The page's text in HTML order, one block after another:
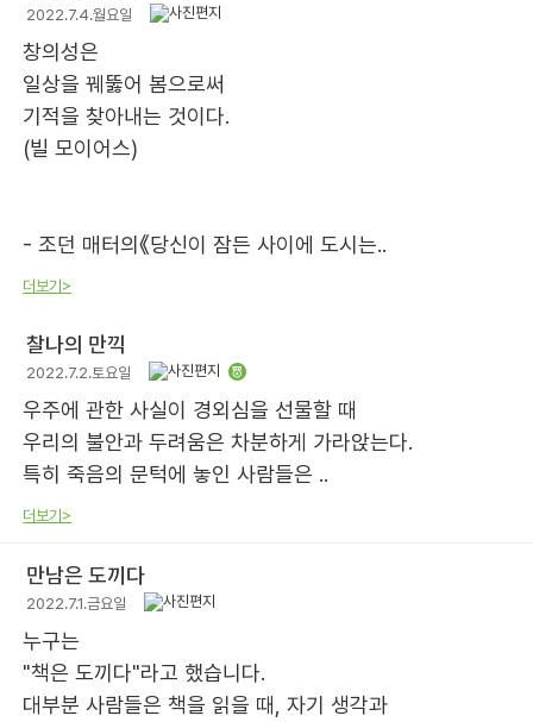
2022.7.4.월요일
창의성은
일상을 꿰뚫어 봄으로써
기적을 찾아내는 것이다.
(빌 모이어스)
- 조던 매터의《당신이 잠든 사이에 도시는..
더보기>
찰나의 만끽
2022.7.2.토요일
우주에 관한 사실이 경외심을 선물할 때
우리의 불안과 두려움은 차분하게 가라앉는다.
특히 죽음의 문턱에 놓인 사람들은 ..
더보기>
만남은 도끼다
2022.7.1.금요일
누구는
"책은 도끼다"라고 했습니다.
대부분 사람들은 책을 읽을 때, 자기 생각과